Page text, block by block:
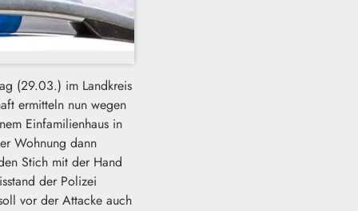
(29.03.) im Landkreis
ermitteln nun wegen
Einfamilienhaus in
Wohnung dann
Stich mit der Hand
der Polizei
vor der Attacke auch